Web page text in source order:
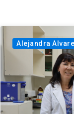
Alejandra